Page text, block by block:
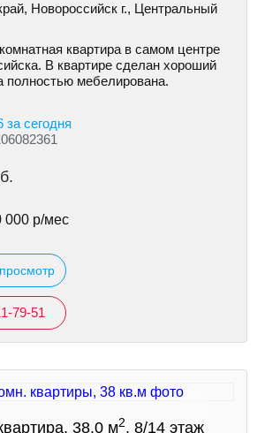
Новороссийск г., Центральный
квартира в самом центре
В квартире сделан хороший
полностью мебелирована.
за сегодня
000 р/мес
79-51
38.0 м2, 8/14 этаж